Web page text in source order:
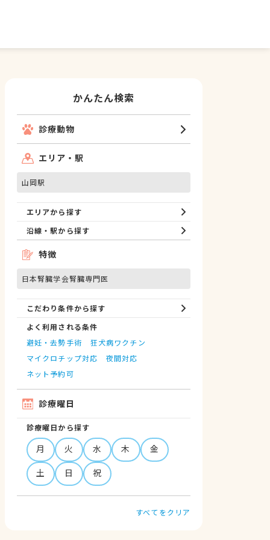
かんたん検索
診療動物
エリア・駅
山岡駅
エリアから探す
沿線・駅から探す
特徴
日本腎臓学会腎臓専門医
こだわり条件から探す
よく利用される条件
避妊・去勢手術
狂犬病ワクチン
マイクロチップ対応
夜間対応
ネット予約可
診療曜日
診療曜日から探す
月 火 水 木
金
土
日 祝
すべてをクリア